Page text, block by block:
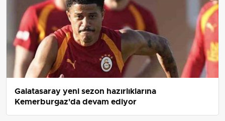
Galatasaray yeni sezon hazırlıklarına
Kemerburgaz'da devam ediyor